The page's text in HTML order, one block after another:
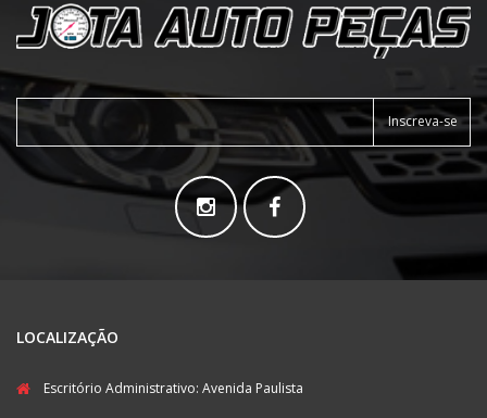
Inscreva-se
LOCALIZAÇÃO
Escritório Administrativo: Avenida Paulista